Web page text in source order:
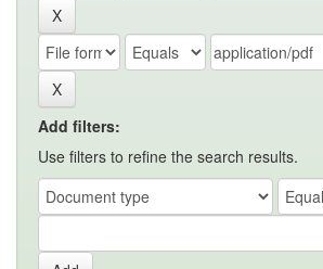
Add filters:
Use filters to refine the search results.